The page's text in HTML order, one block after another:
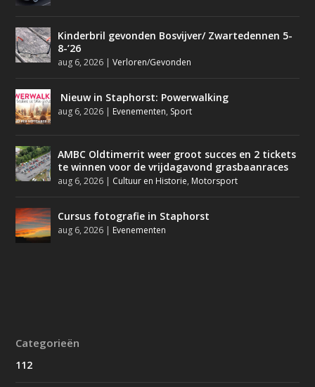
Kinderbril gevonden Bosvijver/ Zwartedennen 5-
8-’26
aug 6, 2026 |Verloren/Gevonden
Nieuw in Staphorst: Powerwalking
aug 6, 2026 | Evenementen, Sport
AMBC Oldtimerrit weer groot succes en 2 tickets
te winnen voor de vrijdagavond grasbaanraces
aug 6, 2026 | Cultuur en Historie, Motorsport
Cursus fotografie in Staphorst
aug 6, 2026 | Evenementen
Categorieën
112